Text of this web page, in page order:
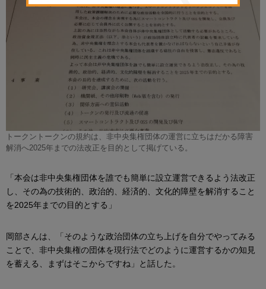
トークントークンの規約は、非中央集権団体の運営に立ちはだかる障害
解消へ2025年までの法改正を目的として掲げている。
「本会は非中央集権団体を誰でも簡単に設立運営できるよう法改正
し、その為の技術的、政治的、経済的、文化的障壁を解消すること
を2025年までの目的とする」
岡部さんは、「そのような政治団体の立ち上げを自分でやってみる
ことで、非中央集権の団体を現行法でどのように運営するかの知見
を蓄える、まずはそこからですね」と話した。